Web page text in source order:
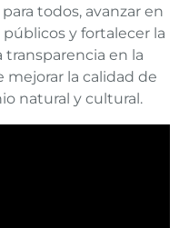
todos, avanzar en
y fortalecer la
en la
mejorar la calidad de
natural y cultural.